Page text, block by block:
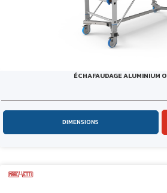
ÉCHAFAUDAGE ALUMINIUM
DIMENSIONS